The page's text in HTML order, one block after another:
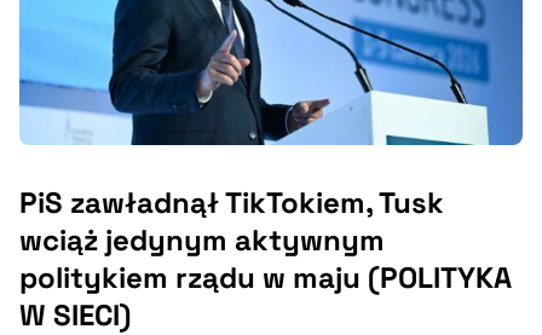
PiS zawładnął TikTokiem, Tusk
wciąż jedynym aktywnym
politykiem rządu w maju (POLITYKA
W SIECI)